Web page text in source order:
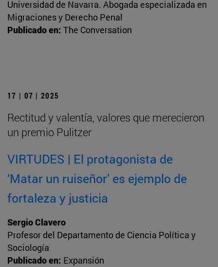
Universidad de Navarra. Abogada especializada en
Migraciones y Derecho Penal
Publicado en: The Conversation
17 | 07 | 2025
Rectitud y valentía, valores que merecieron
un premio Pulitzer
VIRTUDES | El protagonista de
‘Matar un ruiseñor’ es ejemplo de
fortaleza y justicia
Sergio Clavero
Profesor del Departamento de Ciencia Política y
Sociología
Publicado en: Expansión